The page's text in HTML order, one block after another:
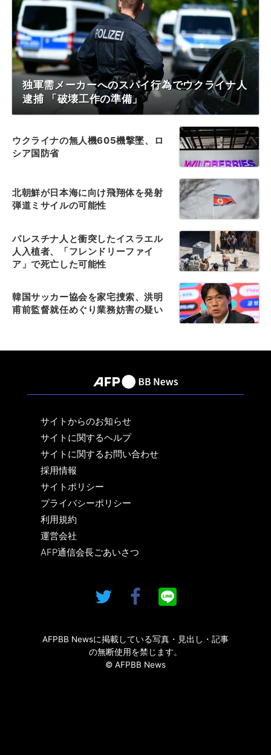
独軍需メーカーへのスパイ行為でウクライナ人
逮捕 「破壊工作の準備」
ウクライナの無人機605機撃墜、ロ
シア国防省
北朝鮮が日本海に向け飛翔体を発射
弾道ミサイルの可能性
パレスチナ人と衝突したイスラエル
人入植者、「フレンドリーファイ
ア」で死亡した可能性
韓国サッカー協会を家宅捜索、洪明
甫前監督就任めぐり業務妨害の疑い
サイトからのお知らせ
サイトに関するヘルプ
サイトに関するお問い合わせ
採用情報
サイトポリシー
プライバシーポリシー
利用規約
運営会社
AFP通信会長ごあいさつ
AFPBB Newsに掲載している写真・見出し・記事
の無断使用を禁じます。
© AFPBB News